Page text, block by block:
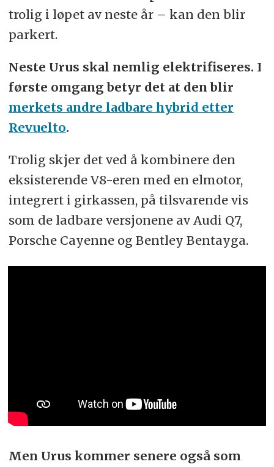
trolig i løpet av neste år – kan den blir
parkert.
Neste Urus skal nemlig elektrifiseres. I
første omgang betyr det at den blir
merkets andre ladbare hybrid etter
Revuelto.
Trolig skjer det ved å kombinere den
eksisterende V8-eren med en elmotor,
integrert i girkassen, på tilsvarende vis
som de ladbare versjonene av Audi Q7,
Porsche Cayenne og Bentley Bentayga.
Men Urus kommer senere også som